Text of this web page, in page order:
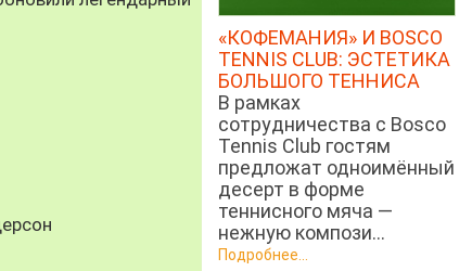
«КОФЕМАНИЯ» И BOSCO
TENNIS CLUB: ЭСТЕТИКА
БОЛЬШОГО ТЕННИСА
В рамках
сотрудничества с Bosco
Tennis Club гостям
предложат одноимённый
десерт в форме
теннисного мяча —
нежную компози...
Подробнее...